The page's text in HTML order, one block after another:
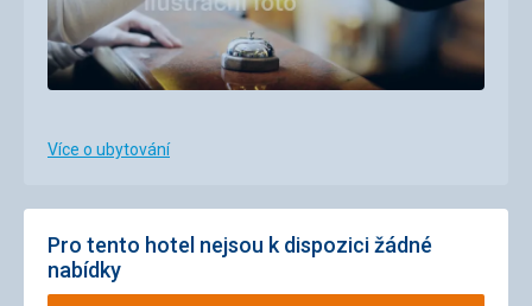
Více o ubytování
Pro tento hotel nejsou k dispozici žádné
nabídky